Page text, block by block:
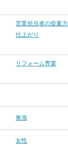
営業担当者の提案力
仕上がり
リフォーム専業
東海
女性